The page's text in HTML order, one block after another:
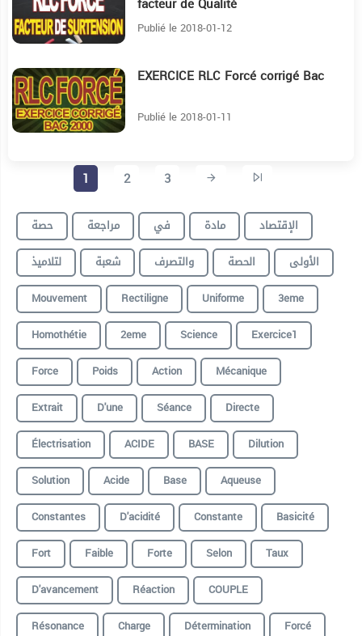
Publié le 2018-01-12
40:30 EXERCICE RLC Forcé corrigé Bac
Publié le 2018-01-11
1 2 3
حصة مراجعة في مادة
الإقتصاد
لتلاميذ
شعبة والتصرف الحصة
الأولى
Mouvement
Rectiligne Uniforme
3eme
Homothétie
2eme Science
Exercice1
Force
Poids Action
Mécanique
Extrait
D'une Séance
Directe
Électrisation
ACIDE BASE
Dilution
Solution
Acide Base
Aqueuse
Constantes
D'acidité Constante
Basicité
Fort
Faible Forte Selon
Taux
D'avancement
Réaction
COUPLE
Résonance
Charge Détermination
Forcé